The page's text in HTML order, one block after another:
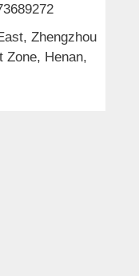
Zhengzhou
Zone, Henan,